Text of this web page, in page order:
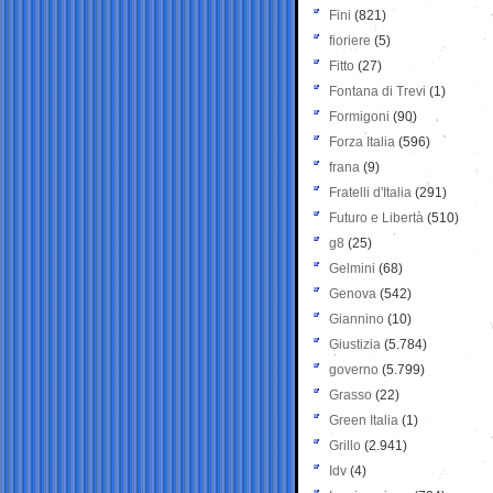
Fini (821)
fioriere (5)
Fitto (27)
Fontana di Trevi (1)
Formigoni (90)
Forza Italia (596)
frana (9)
Fratelli d'Italia (291)
Futuro e Libertà (510)
g8 (25)
Gelmini (68)
Genova (542)
Giannino (10)
Giustizia (5.784)
governo (5.799)
Grasso (22)
Green Italia (1)
Grillo (2.941)
Idv (4)